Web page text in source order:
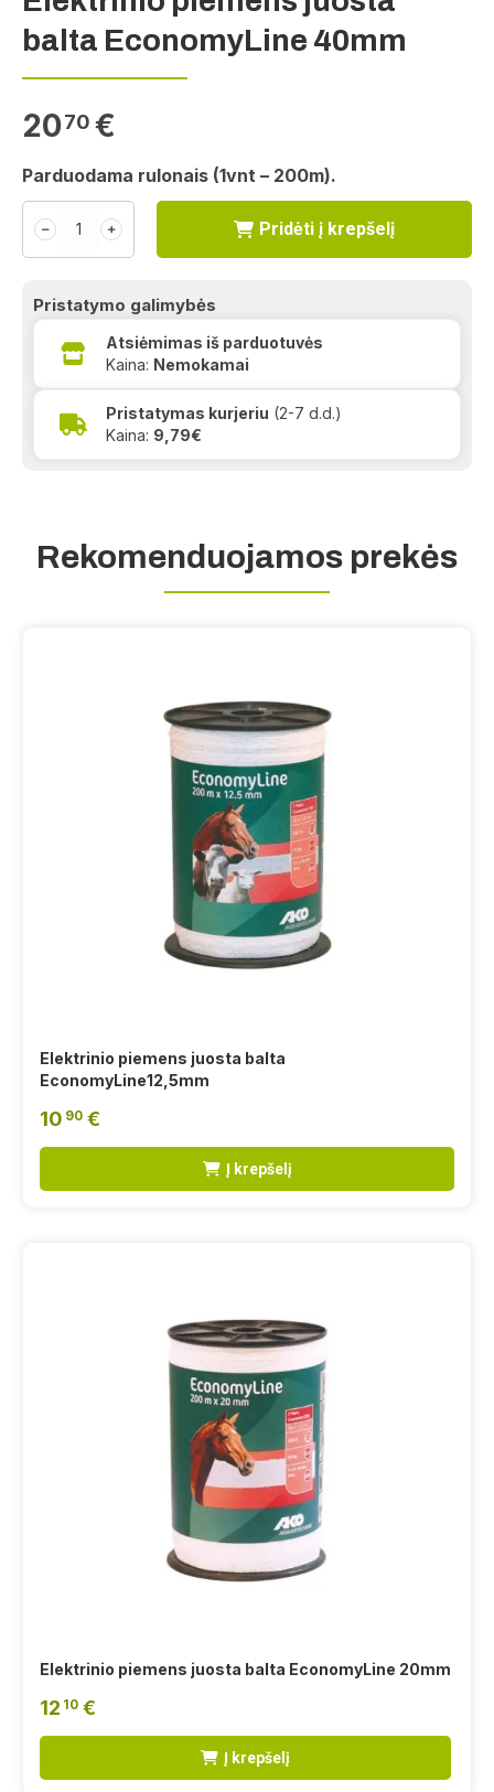
balta EconomyLine 40mm
2070 €
Parduodama rulonais (1vnt – 200m).
﹣ ﹢ Pridėti į krepšelį
Pristatymo galimybės
Atsiėmimas iš parduotuvės
Kaina: Nemokamai
Pristatymas kurjeriu (2-7 d.d.)
Kaina: 9,79€
Rekomenduojamos prekės
Elektrinio piemens juosta balta
EconomyLine12,5mm
10 90 €
Į krepšelį
Elektrinio piemens juosta balta EconomyLine 20mm
12 10 €
Į krepšelį